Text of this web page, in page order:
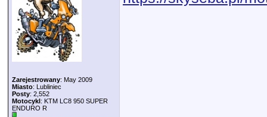
Zarejestrowany: May 2009
Miasto: Lubliniec
Posty: 2,552
Motocykl: KTM LC8 950 SUPER
ENDURO R